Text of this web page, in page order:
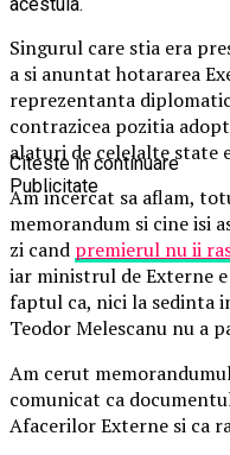
Singurul care stia era
a si anuntat hotararea
reprezentanta
contrazicea pozitia
alaturi de celelalte state
Am incercat sa aflam,
memorandum si cine isi
zi cand premierul nu ii
iar ministrul de Externe
faptul ca, nici la sedinta
Teodor Melescanu nu a
Am cerut
comunicat ca
Afacerilor Externe si ca
Citeste in continuare
Publicitate